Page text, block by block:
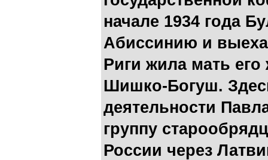
начале 1934 года
Абиссинию и
Риги жила мать
Шишко-Богуш.
деятельности
группу
России через